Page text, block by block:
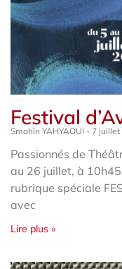
Festival
Smahïn YAHYAOUI 7 juillet
Passionnés de
au 26 juillet, à
rubrique spéciale
avec
Lire plus »